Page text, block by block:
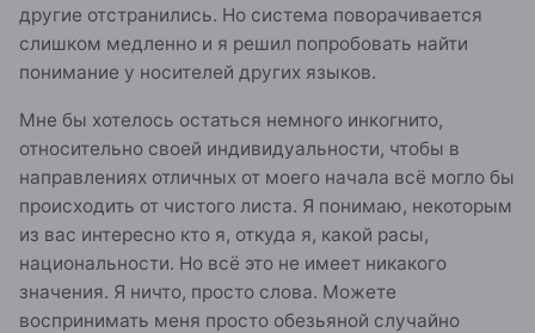
другие отстранились. Но система поворачивается
слишком медленно и я решил попробовать найти
понимание у носителей других языков.
Мне бы хотелось остаться немного инкогнито,
относительно своей индивидуальности, чтобы в
направлениях отличных от моего начала всё могло бы
происходить от чистого листа. Я понимаю, некоторым
из вас интересно кто я, откуда я, какой расы,
национальности. Но всё это не имеет никакого
значения. Я ничто, просто слова. Можете
воспринимать меня просто обезьяной случайно